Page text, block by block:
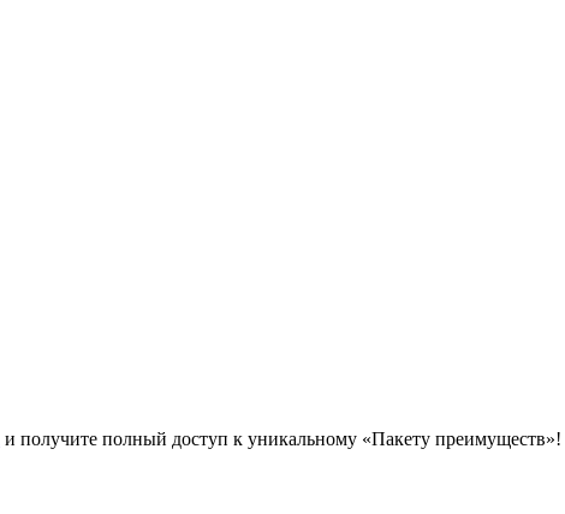
и получите полный доступ к уникальному «Пакету преимуществ»!